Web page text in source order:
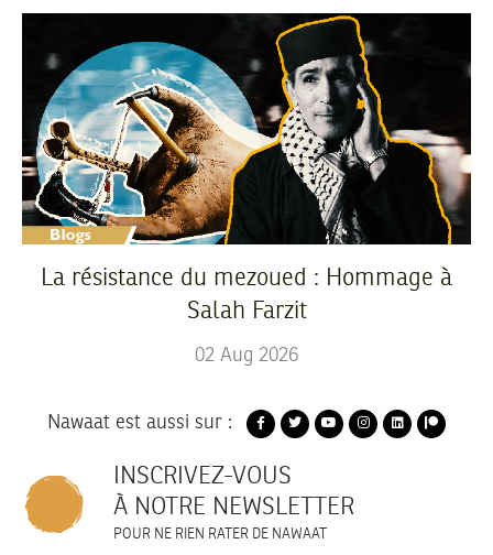
La résistance du mezoued : Hommage à
Salah Farzit
02 Aug 2026
Nawaat est aussi sur :
INSCRIVEZ-VOUS
À NOTRE NEWSLETTER
POUR NE RIEN RATER DE NAWAAT